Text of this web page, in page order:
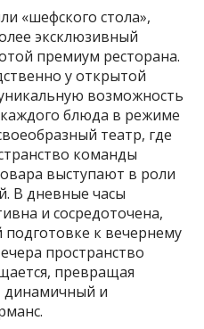
«шефского стола»,
эксклюзивный
премиум ресторана.
у открытой
возможность
блюда в режиме
театр, где
команды
выступают в роли
В дневные часы
и сосредоточена,
к вечернему
пространство
превращая
динамичный и